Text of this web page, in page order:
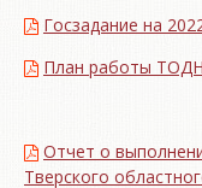
Госзадание на
План работы
Отчет о
Тверского